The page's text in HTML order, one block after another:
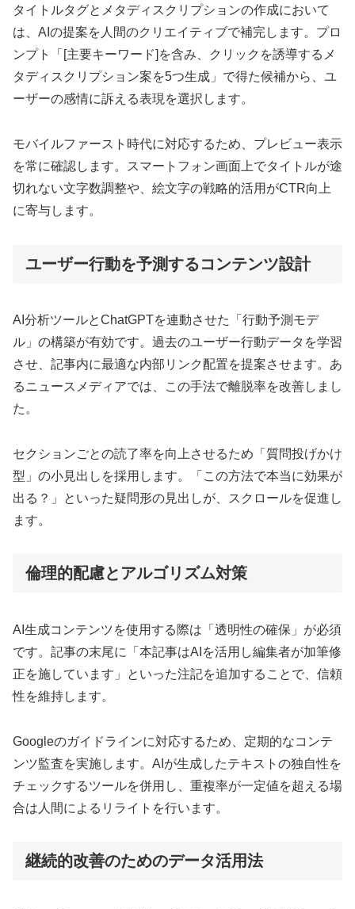
タイトルタグとメタディスクリプションの作成において
は、AIの提案を人間のクリエイティブで補完します。プロ
ンプト「[主要キーワード]を含み、クリックを誘導するメ
タディスクリプション案を5つ生成」で得た候補から、ユ
ーザーの感情に訴える表現を選択します。
モバイルファースト時代に対応するため、プレビュー表示
を常に確認します。スマートフォン画面上でタイトルが途
切れない文字数調整や、絵文字の戦略的活用がCTR向上
に寄与します。
ユーザー行動を予測するコンテンツ設計
AI分析ツールとChatGPTを連動させた「行動予測モデ
ル」の構築が有効です。過去のユーザー行動データを学習
させ、記事内に最適な内部リンク配置を提案させます。あ
るニュースメディアでは、この手法で離脱率を改善しまし
た。
セクションごとの読了率を向上させるため「質問投げかけ
型」の小見出しを採用します。「この方法で本当に効果が
出る？」といった疑問形の見出しが、スクロールを促進し
ます。
倫理的配慮とアルゴリズム対策
AI生成コンテンツを使用する際は「透明性の確保」が必須
です。記事の末尾に「本記事はAIを活用し編集者が加筆修
正を施しています」といった注記を追加することで、信頼
性を維持します。
Googleのガイドラインに対応するため、定期的なコンテ
ンツ監査を実施します。AIが生成したテキストの独自性を
チェックするツールを併用し、重複率が一定値を超える場
合は人間によるリライトを行います。
継続的改善のためのデータ活用法